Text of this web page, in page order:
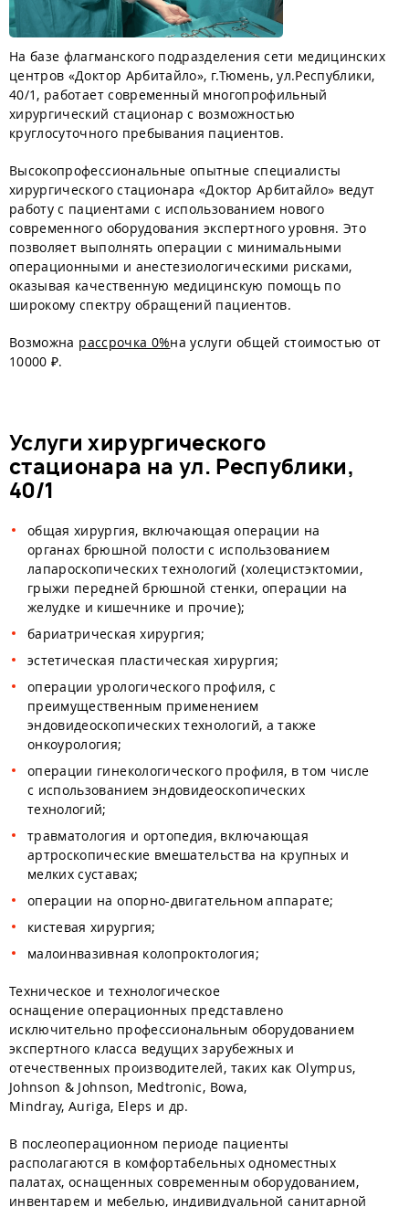
На базе флагманского подразделения сети медицинских
центров «Доктор Арбитайло», г.Тюмень, ул.Республики,
40/1, работает современный многопрофильный
хирургический стационар с возможностью
круглосуточного пребывания пациентов.
Высокопрофессиональные опытные специалисты
хирургического стационара «Доктор Арбитайло» ведут
работу с пациентами с использованием нового
современного оборудования экспертного уровня. Это
позволяет выполнять операции с минимальными
операционными и анестезиологическими рисками,
оказывая качественную медицинскую помощь по
широкому спектру обращений пациентов.
Возможна рассрочка 0%на услуги общей стоимостью от
10000 ₽.
Услуги хирургического
стационара на ул. Республики,
40/1
общая хирургия, включающая операции на
органах брюшной полости с использованием
лапароскопических технологий (холецистэктомии,
грыжи передней брюшной стенки, операции на
желудке и кишечнике и прочие);
бариатрическая хирургия;
эстетическая пластическая хирургия;
операции урологического профиля, с
преимущественным применением
эндовидеоскопических технологий, а также
онкоурология;
операции гинекологического профиля, в том числе
с использованием эндовидеоскопических
технологий;
травматология и ортопедия, включающая
артроскопические вмешательства на крупных и
мелких суставах;
операции на опорно-двигательном аппарате;
кистевая хирургия;
малоинвазивная колопроктология;
Техническое и технологическое
оснащение операционных представлено
исключительно профессиональным оборудованием
экспертного класса ведущих зарубежных и
отечественных производителей, таких как Olympus,
Johnson & Johnson, Medtronic, Bowa,
Mindray, Auriga, Eleps и др.
В послеоперационном периоде пациенты
располагаются в комфортабельных одноместных
палатах, оснащенных современным оборудованием,
инвентарем и мебелью, индивидуальной санитарной